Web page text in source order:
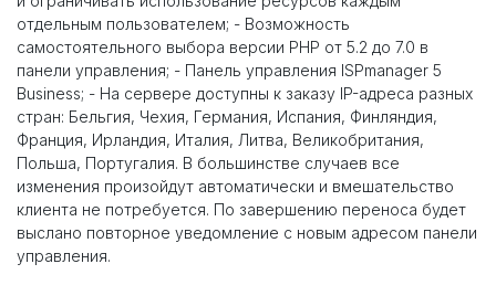
отдельным пользователем; - Возможность
самостоятельного выбора версии PHP от 5.2 до 7.0 в
панели управления; - Панель управления ISPmanager 5
Business; - На сервере доступны к заказу IP-адреса разных
стран: Бельгия, Чехия, Германия, Испания, Финляндия,
Франция, Ирландия, Италия, Литва, Великобритания,
Польша, Португалия. В большинстве случаев все
изменения произойдут автоматически и вмешательство
клиента не потребуется. По завершению переноса будет
выслано повторное уведомление с новым адресом панели
управления.